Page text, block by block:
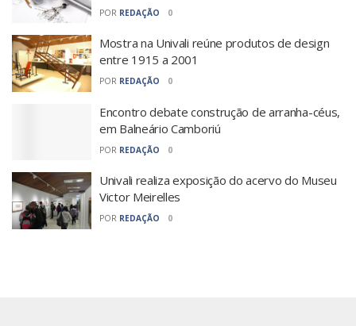
POR REDAÇÃO 0
Mostra na Univali reúne produtos de design
entre 1915 a 2001
POR REDAÇÃO 0
Encontro debate construção de arranha-céus,
em Balneário Camboriú
POR REDAÇÃO 0
Univali realiza exposição do acervo do Museu
Victor Meirelles
POR REDAÇÃO 0